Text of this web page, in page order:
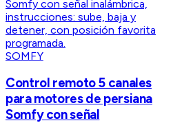
SOMFY
Control remoto 5 canales
para motores de persiana
Somfy con señal